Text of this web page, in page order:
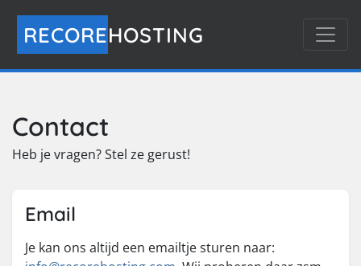
RECOREHOSTING
Contact
Heb je vragen? Stel ze gerust!
Email
Je kan ons altijd een emailtje sturen naar: